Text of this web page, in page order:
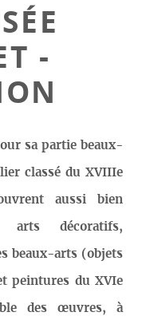
-
sa partie beaux-
classé du XVIIIe
aussi bien
arts décoratifs,
beaux-arts (objets
peintures du XVIe
des œuvres, à